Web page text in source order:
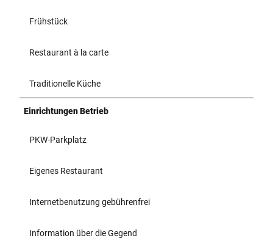
Frühstück
Restaurant à la carte
Traditionelle Küche
Einrichtungen Betrieb
PKW-Parkplatz
Eigenes Restaurant
Internetbenutzung gebührenfrei
Information über die Gegend